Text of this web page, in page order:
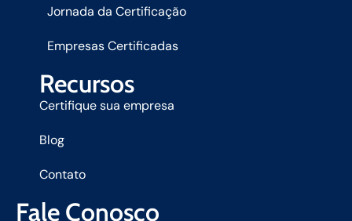
Jornada da Certificação
Empresas Certificadas
Recursos
Certifique sua empresa
Blog
Contato
Fale Conosco